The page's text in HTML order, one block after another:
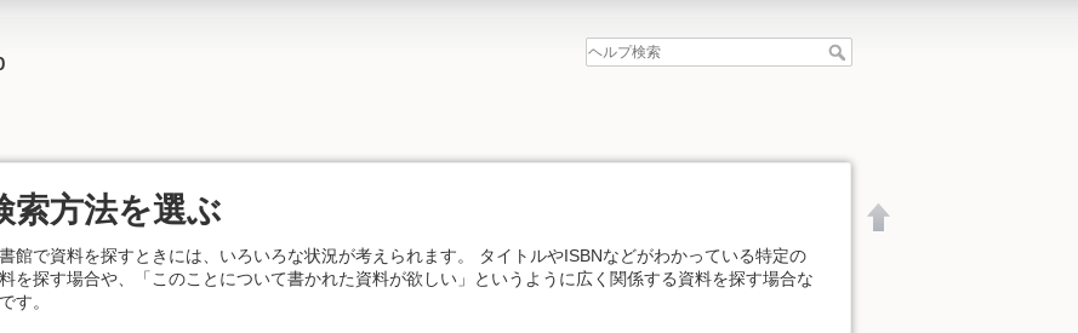
索方法を選ぶ
館で資料を探すときには、いろいろな状況が考えられます。 タイトルやISBNなどがわかっている特定の
を探す場合や、「このことについて書かれた資料が欲しい」というように広く関係する資料を探す場合な
す。